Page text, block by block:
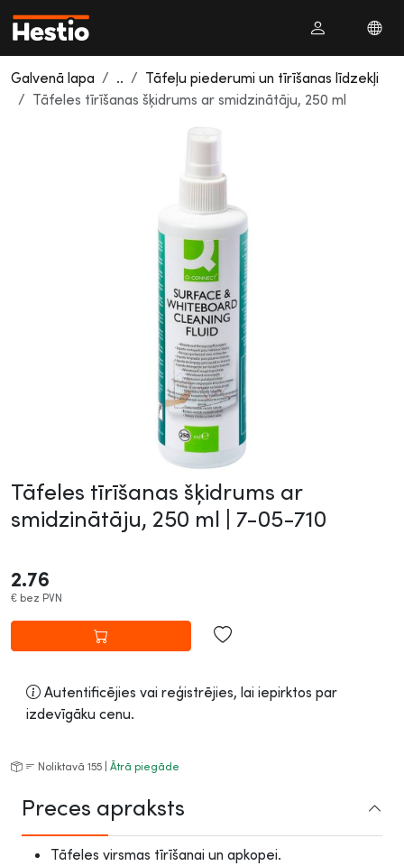
Galvenā lapa ..
Tāfeļu piederumi un tīrīšanas līdzekļi
Tāfeles tīrīšanas šķidrums ar smidzinātāju, 250 ml
Tāfeles tīrīšanas šķidrums ar
smidzinātāju, 250 ml | 7-05-710
2.76
€ bez PVN
Autentificējies vai reģistrējies, lai iepirktos par
izdevīgāku cenu.
Noliktavā 155 | Ātrā piegāde
Preces apraksts
Tāfeles virsmas tīrīšanai un apkopei.